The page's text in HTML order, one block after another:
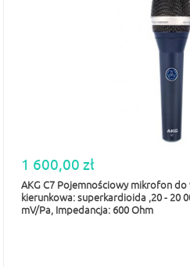
1 600,00 zł
AKG C7 Pojemnościowy mikrofon
kierunkowa: superkardioida ,20 - 20
mV/Pa, Impedancja: 600 Ohm